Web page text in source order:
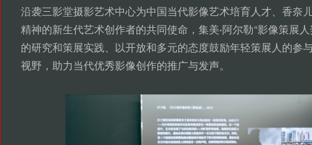
沿袭三影堂摄影艺术中心为中国当代影像艺术培育人才、 香奈
精神的新生代艺术创作者的共同使命 ， 集美· 阿尔勒“影像策展人
的研究和策展实践、
以开放和多元的态度鼓励年轻策展人的参
视野 ， 助力当代优秀影像创作的推广与发声。